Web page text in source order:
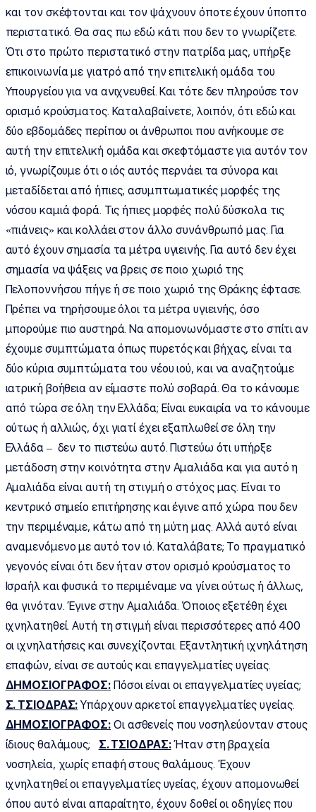
και τον σκέφτονται και τον ψάχνουν όποτε έχουν ύποπτο
περιστατικό. Θα σας πω εδώ κάτι που δεν το γνωρίζετε.
Ότι στο πρώτο περιστατικό στην πατρίδα μας, υπήρξε
επικοινωνία με γιατρό από την επιτελική ομάδα του
Υπουργείου για να ανιχνευθεί. Και τότε δεν πληρούσε τον
ορισμό κρούσματος. Καταλαβαίνετε, λοιπόν, ότι εδώ και
δύο εβδομάδες περίπου οι άνθρωποι που ανήκουμε σε
αυτή την επιτελική ομάδα και σκεφτόμαστε για αυτόν τον
ιό, γνωρίζουμε ότι ο ιός αυτός περνάει τα σύνορα και
μεταδίδεται από ήπιες, ασυμπτωματικές μορφές της
νόσου καμιά φορά. Τις ήπιες μορφές πολύ δύσκολα τις
«πιάνεις» και κολλάει στον άλλο συνάνθρωπό μας. Για
αυτό έχουν σημασία τα μέτρα υγιεινής. Για αυτό δεν έχει
σημασία να ψάξεις να βρεις σε ποιο χωριό της
Πελοποννήσου πήγε ή σε ποιο χωριό της Θράκης έφτασε.
Πρέπει να τηρήσουμε όλοι τα μέτρα υγιεινής, όσο
μπορούμε πιο αυστηρά. Να απομονωνόμαστε στο σπίτι αν
έχουμε συμπτώματα όπως πυρετός και βήχας, είναι τα
δύο κύρια συμπτώματα του νέου ιού, και να αναζητούμε
ιατρική βοήθεια αν είμαστε πολύ σοβαρά. Θα το κάνουμε
από τώρα σε όλη την Ελλάδα; Είναι ευκαιρία να το κάνουμε
ούτως ή αλλιώς, όχι γιατί έχει εξαπλωθεί σε όλη την
Ελλάδα – δεν το πιστεύω αυτό. Πιστεύω ότι υπήρξε
μετάδοση στην κοινότητα στην Αμαλιάδα και για αυτό η
Αμαλιάδα είναι αυτή τη στιγμή ο στόχος μας. Είναι το
κεντρικό σημείο επιτήρησης και έγινε από χώρα που δεν
την περιμέναμε, κάτω από τη μύτη μας. Αλλά αυτό είναι
αναμενόμενο με αυτό τον ιό. Καταλάβατε; Το πραγματικό
γεγονός είναι ότι δεν ήταν στον ορισμό κρούσματος το
Ισραήλ και φυσικά το περιμέναμε να γίνει ούτως ή άλλως,
θα γινόταν. Έγινε στην Αμαλιάδα. Όποιος εξετέθη έχει
ιχνηλατηθεί. Αυτή τη στιγμή είναι περισσότερες από 400
οι ιχνηλατήσεις και συνεχίζονται. Εξαντλητική ιχνηλάτηση
επαφών, είναι σε αυτούς και επαγγελματίες υγείας.
ΔΗΜΟΣΙΟΓΡΑΦΟΣ: Πόσοι είναι οι επαγγελματίες υγείας;
Σ. ΤΣΙΟΔΡΑΣ: Υπάρχουν αρκετοί επαγγελματίες υγείας.
ΔΗΜΟΣΙΟΓΡΑΦΟΣ: Οι ασθενείς που νοσηλεύονταν στους
ίδιους θαλάμους; Σ. ΤΣΙΟΔΡΑΣ:Ήταν στη βραχεία
νοσηλεία, χωρίς επαφή στους θαλάμους. Έχουν
ιχνηλατηθεί οι επαγγελματίες υγείας, έχουν απομονωθεί
όπου αυτό είναι απαραίτητο, έχουν δοθεί οι οδηγίες που